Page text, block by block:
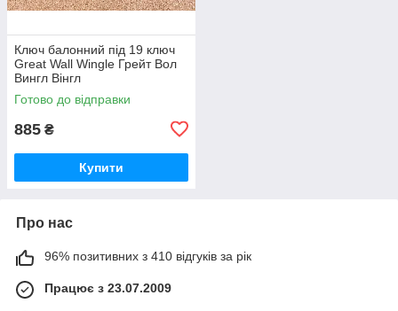
Ключ балонний під 19 ключ
Great Wall Wingle Грейт Вол
Вингл Вінгл
Готово до відправки
885 ₴
Купити
Про нас
96% позитивних з 410 відгуків за рік
Працює з 23.07.2009